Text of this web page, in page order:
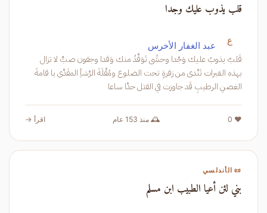
قلب يذوب عليك وجدا
ع عبد الغفار الأخرس
قَلبٌ يذوبُ عليك وَجْدا وحشًى تَوَقَّدُ منك وَقدا وجفون صبٍّ لا تزال
بهذه العَبرات تَنْدى من زفرةٍ تحت الضلوع ومُقْلَةَ الرَّشأِ المفَدَّى يا قامةَ
الغصنِ الرطيبِ قَد جاوزت في القتل حدَّا ساعا
❤️ 0 🕰️ منذ 153 عام اقرأ →
📜 الأندلسي
بني لئن أعيا الطبيب ابن مسلم